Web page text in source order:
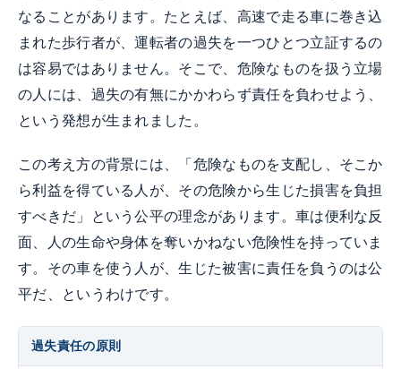
なることがあります。たとえば、高速で走る車に巻き込
まれた歩行者が、運転者の過失を一つひとつ立証するの
は容易ではありません。そこで、危険なものを扱う立場
の人には、過失の有無にかかわらず責任を負わせよう、
という発想が生まれました。
この考え方の背景には、「危険なものを支配し、そこか
ら利益を得ている人が、その危険から生じた損害を負担
すべきだ」という公平の理念があります。車は便利な反
面、人の生命や身体を奪いかねない危険性を持っていま
す。その車を使う人が、生じた被害に責任を負うのは公
平だ、というわけです。
過失責任の原則